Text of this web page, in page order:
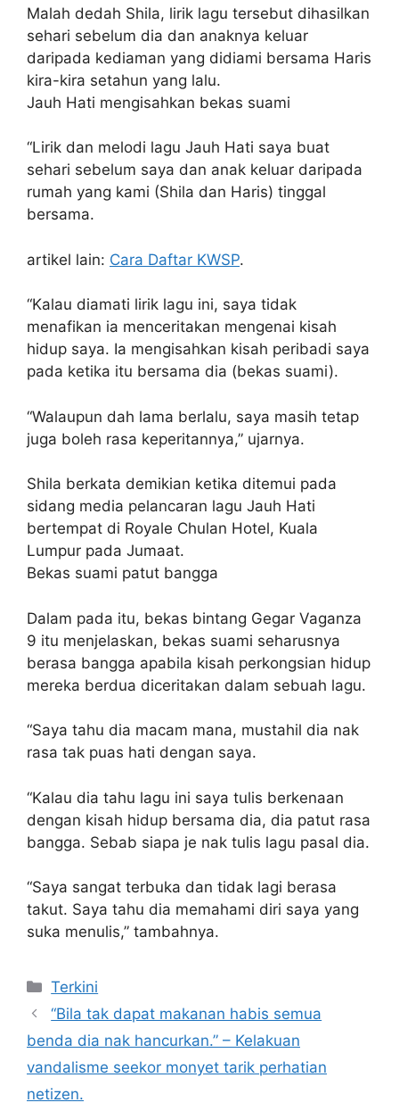
Malah dedah Shila, lirik lagu tersebut dihasilkan
sehari sebelum dia dan anaknya keluar
daripada kediaman yang didiami bersama Haris
kira-kira setahun yang lalu.
Jauh Hati mengisahkan bekas suami
“Lirik dan melodi lagu Jauh Hati saya buat
sehari sebelum saya dan anak keluar daripada
rumah yang kami (Shila dan Haris) tinggal
bersama.
artikel lain: Cara Daftar KWSP.
“Kalau diamati lirik lagu ini, saya tidak
menafikan ia menceritakan mengenai kisah
hidup saya. Ia mengisahkan kisah peribadi saya
pada ketika itu bersama dia (bekas suami).
“Walaupun dah lama berlalu, saya masih tetap
juga boleh rasa keperitannya,” ujarnya.
Shila berkata demikian ketika ditemui pada
sidang media pelancaran lagu Jauh Hati
bertempat di Royale Chulan Hotel, Kuala
Lumpur pada Jumaat.
Bekas suami patut bangga
Dalam pada itu, bekas bintang Gegar Vaganza
9 itu menjelaskan, bekas suami seharusnya
berasa bangga apabila kisah perkongsian hidup
mereka berdua diceritakan dalam sebuah lagu.
“Saya tahu dia macam mana, mustahil dia nak
rasa tak puas hati dengan saya.
“Kalau dia tahu lagu ini saya tulis berkenaan
dengan kisah hidup bersama dia, dia patut rasa
bangga. Sebab siapa je nak tulis lagu pasal dia.
“Saya sangat terbuka dan tidak lagi berasa
takut. Saya tahu dia memahami diri saya yang
suka menulis,” tambahnya.
Categories
Terkini
“Bila tak dapat makanan habis semua
benda dia nak hancurkan.” – Kelakuan
vandalisme seekor monyet tarik perhatian
netizen.